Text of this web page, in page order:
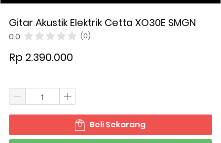
Gitar Akustik Elektrik Cetta XO30E SMGN
0.0 (0)
Rp 2.390.000
` Beli Sekarang